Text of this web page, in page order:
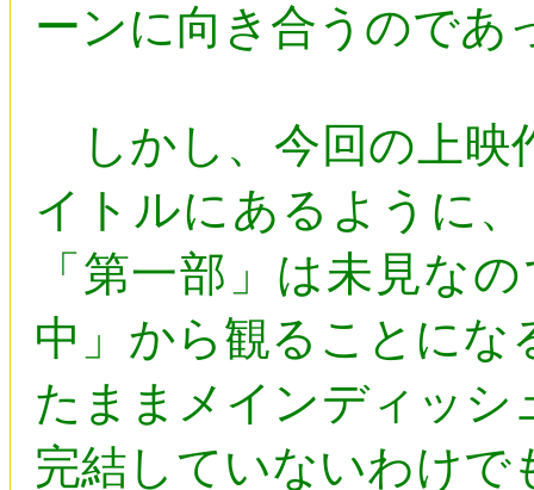
ーンに向き合うのであ
しかし、今回の上映
イトルにあるように
「第一部」は未見な
中」から観ることにな
たままメインディッ
完結していないわけで